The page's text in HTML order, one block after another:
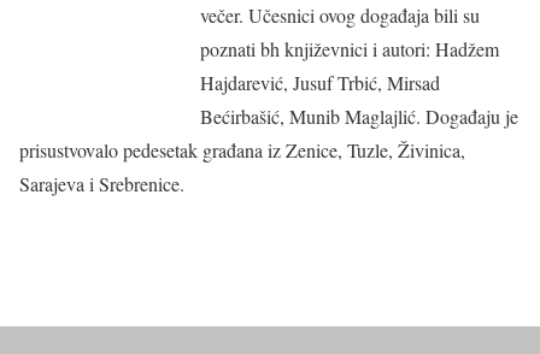
večer. Učesnici ovog događaja bili su
poznati bh književnici i autori: Hadžem
Hajdarević, Jusuf Trbić, Mirsad
Bećirbašić, Munib Maglajlić. Događaju je
prisustvovalo pedesetak građana iz Zenice, Tuzle, Živinica,
Sarajeva i Srebrenice.